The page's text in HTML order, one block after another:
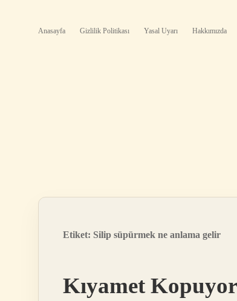
Anasayfa Gizlilik Politikası Yasal Uyarı Hakkımızda
Etiket: Silip süpürmek ne anlama gelir
Kıyamet